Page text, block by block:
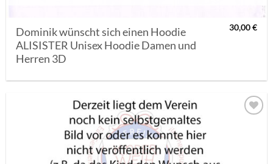
Dominik wünscht sich einen Hoodie
ALISISTER Unisex Hoodie Damen und
Herren 3D
30,00€